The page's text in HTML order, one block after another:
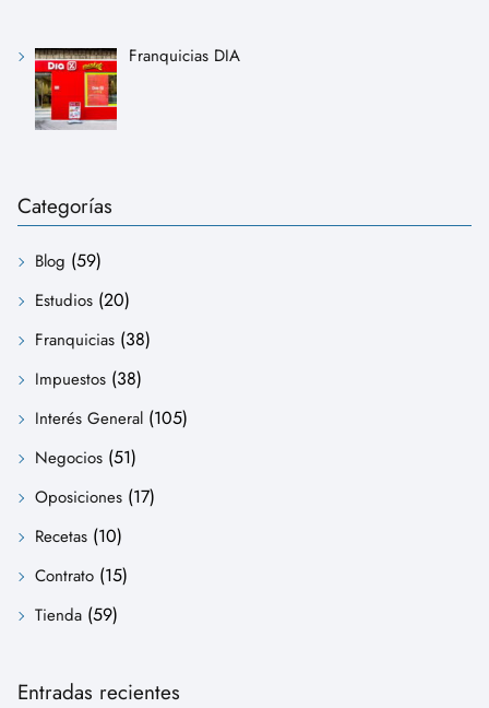
Franquicias DIA
Categorías
Blog (59)
Estudios (20)
Franquicias (38)
Impuestos (38)
Interés General (105)
Negocios (51)
Oposiciones (17)
Recetas (10)
Contrato (15)
Tienda (59)
Entradas recientes